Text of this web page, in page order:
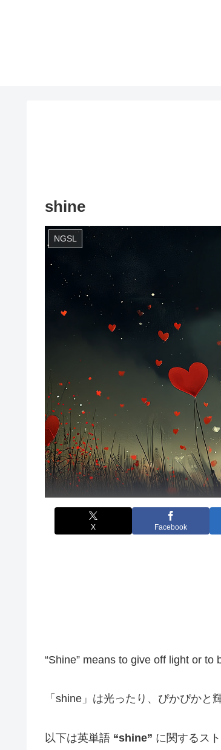
shine
NGSL
X Facebook
“Shine” means to give off light or to
「shine」は光ったり、ぴかぴかと
以下は英単語 “shine” に関するス